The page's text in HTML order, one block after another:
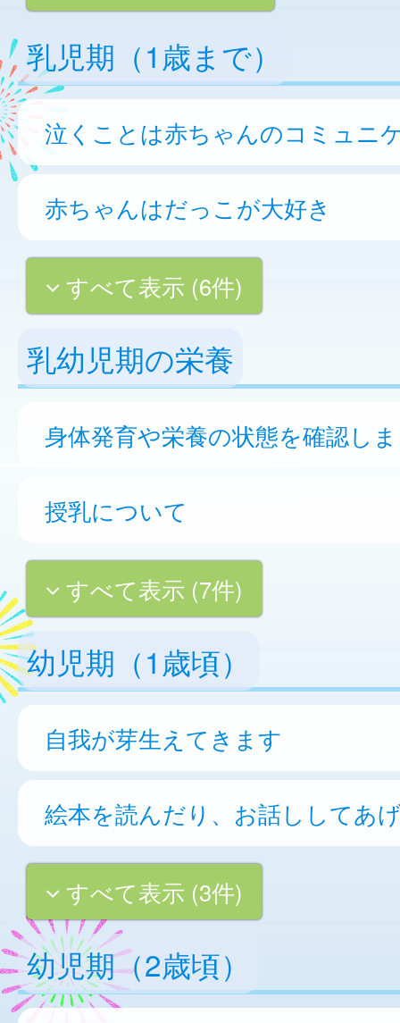
乳児期（1歳まで）
泣くことは赤ちゃんのコミュニ
赤ちゃんはだっこが大好き
すべて表示 (6件)
乳幼児期の栄養
身体発育や栄養の状態を確認し
授乳について
すべて表示 (7件)
幼児期（1歳頃）
自我が芽生えてきます
絵本を読んだり、お話ししてあ
すべて表示 (3件)
幼児期（2歳頃）